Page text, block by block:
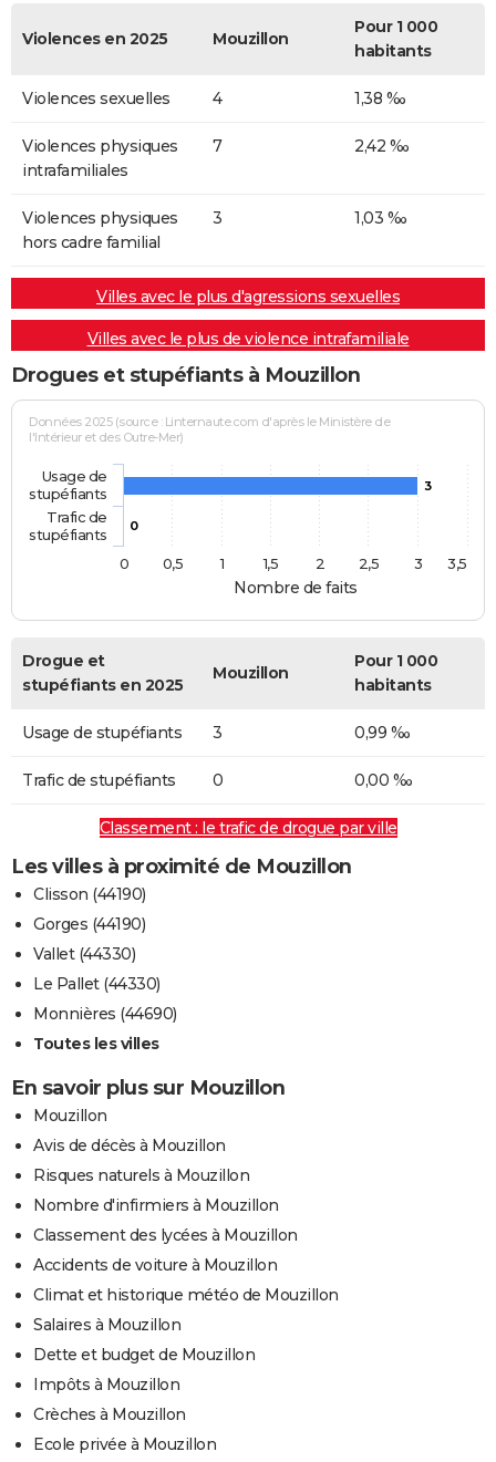
Violences en 2025 Mouzillon
Pour 1 000
habitants
Violences sexuelles 4 1,38 ‰
Violences physiques
intrafamiliales
7 2,42 ‰
Violences physiques
hors cadre familial
3 1,03 ‰
Villes avec le plus d'agressions sexuelles
Villes avec le plus de violence intrafamiliale
Drogues et stupéfiants à Mouzillon
Nombre de faits
Données 2025 (source : Linternaute.com d'après le Ministère de
l'Intérieur et des Outre-Mer)
3
0
Usage de
stupéfiants
Trafic de
stupéfiants
0
0,5 1 1,5 2 2,5 3 3,5
Drogue et
stupéfiants en 2025
Mouzillon
Pour 1 000
habitants
Usage de stupéfiants 3 0,99 ‰
Trafic de stupéfiants 0 0,00 ‰
Classement : le trafic de drogue par ville
Les villes à proximité de Mouzillon
Clisson (44190)
Gorges (44190)
Vallet (44330)
Le Pallet (44330)
Monnières (44690)
Toutes les villes
En savoir plus sur Mouzillon
Mouzillon
Avis de décès à Mouzillon
Risques naturels à Mouzillon
Nombre d'infirmiers à Mouzillon
Classement des lycées à Mouzillon
Accidents de voiture à Mouzillon
Climat et historique météo de Mouzillon
Salaires à Mouzillon
Dette et budget de Mouzillon
Impôts à Mouzillon
Crèches à Mouzillon
Ecole privée à Mouzillon